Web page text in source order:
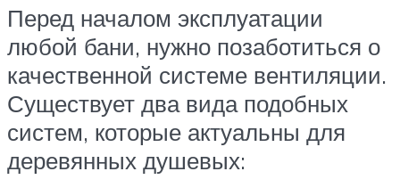
Перед началом эксплуатации
любой бани, нужно позаботиться о
качественной системе вентиляции.
Существует два вида подобных
систем, которые актуальны для
деревянных душевых: